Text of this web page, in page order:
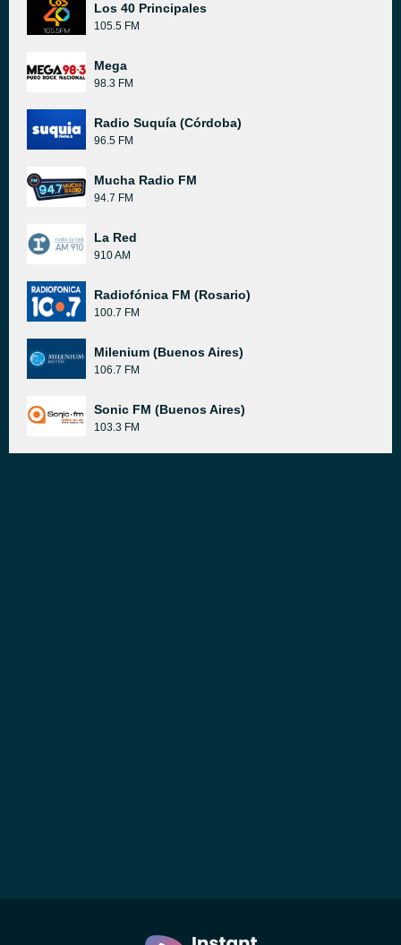
Los 40 Principales
105.5 FM
Mega
98.3 FM
Radio Suquía (Córdoba)
96.5 FM
Mucha Radio FM
94.7 FM
La Red
910 AM
Radiofónica FM (Rosario)
100.7 FM
Milenium (Buenos Aires)
106.7 FM
Sonic FM (Buenos Aires)
103.3 FM